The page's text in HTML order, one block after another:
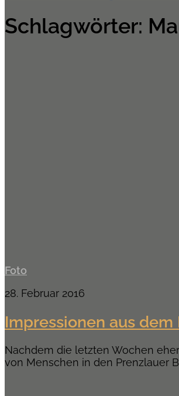
Schlagwörter:
Foto
28. Februar 2016
Impressionen aus dem
Nachdem die letzten Wochen
von Menschen in den Prenzlauer